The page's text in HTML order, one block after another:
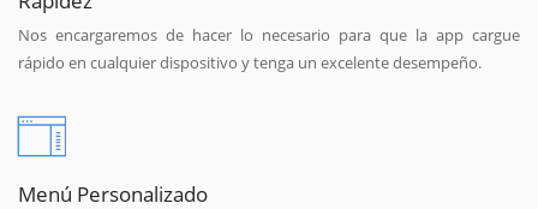
Nos encargaremos de hacer lo necesario para que la app cargue
rápido en cualquier dispositivo y tenga un excelente desempeño.
Menú Personalizado